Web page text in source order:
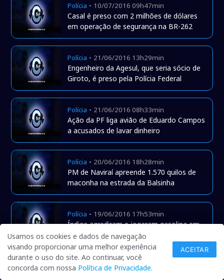
Polícia - 10/07/2016 09h47min
Casal é preso com 2 milhões de dólares
em operação de segurança na BR-262
Polícia - 21/06/2016 13h29min
Engenheiro da Agesul, que seria sócio de
Giroto, é preso pela Polícia Federal
Polícia - 21/06/2016 08h33min
Ação da PF liga avião de Eduardo Campos
a acusados de lavar dinheiro
Polícia - 20/06/2016 18h28min
PM de Naviraí apreende 1.570 quilos de
maconha na estrada da Balsinha
Polícia - 19/06/2016 17h53min
Índios agrediram e jogaram gasolina em
policiais reféns, dizem bombeiros
Polícia-16/06/2016 08h30min
Usamos os cookies e dados de navegação
visando proporcionar uma melhor experiência
durante o uso do site. Ao continuar, você
concorda com nossa Política de Privacidade.
ACEITAR